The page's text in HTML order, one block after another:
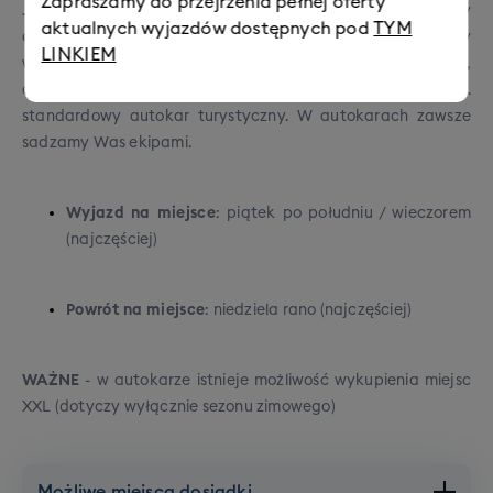
aktualnych wyjazdów dostępnych pod TYM
LINKIEM
Jako najwygodniejszą opcję dojazdu proponujemy
organizowany przez nas dojazd autokarowy. Jeździmy
wyłącznie autokarami renomowanych przewoźników,
oferujących nieco rozrzedzony układ siedzeń vs.
standardowy autokar turystyczny. W autokarach zawsze
sadzamy Was ekipami.
Wyjazd na miejsce: piątek po południu / wieczorem
(najczęściej)
Powrót na miejsce: niedziela rano (najczęściej)
WAŻNE - w autokarze istnieje możliwość wykupienia miejsc
XXL (dotyczy wyłącznie sezonu zimowego)